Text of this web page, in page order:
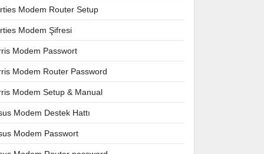
Modem Router Setup
Modem Şifresi
Modem Passwort
Modem Router Password
Modem Setup & Manual
Modem Destek Hattı
Modem Passwort